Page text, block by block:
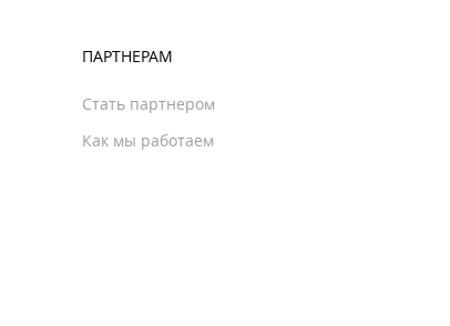
ПАРТНЕРАМ
Стать партнером
Как мы работаем